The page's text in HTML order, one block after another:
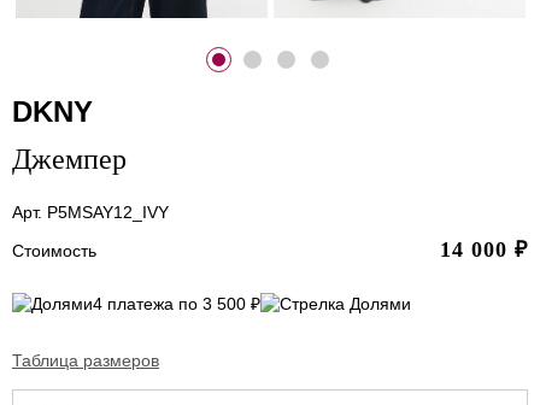
DKNY
Джемпер
Арт. P5MSAY12_IVY
Стоимость
14 000 ₽
4 платежа по 3 500 ₽
Таблица размеров